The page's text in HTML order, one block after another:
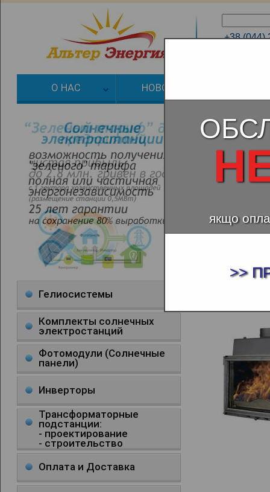
+38 (044)
О НАС НОВОСТИ
Гелиосистемы
Комплекты солнечных
электростанций
Фотомодули (Солнечные
панели)
Инверторы
Трансформаторные
подстанции:
- проектирование
- строительство
Оплата и Доставка
якщо
>>